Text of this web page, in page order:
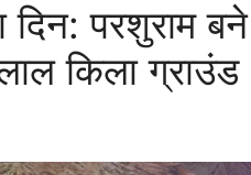
परशुराम बने
किला ग्राउंड